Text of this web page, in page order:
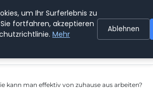
KUSS
kann man effektiv von zuhause aus arbeiten?
um Ihr Surferlebnis zu
fortfahren, akzeptieren
Mehr
Ablehnen